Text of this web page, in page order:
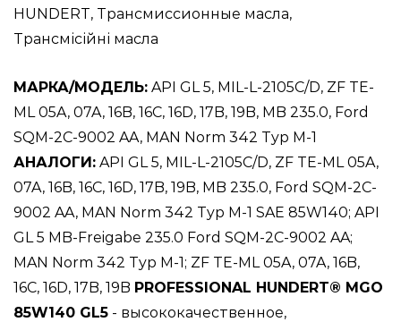
GL
5
/
Минеральные
масла
для
механических
трансмиссий
HUNDERT, Трансмиссионные масла,
Трансмісійні масла
МАРКА/МОДЕЛЬ: API GL 5, MIL-L-2105C/D, ZF TE-
ML 05A, 07A, 16B, 16C, 16D, 17B, 19B, MB 235.0, Ford
SQM-2C-9002 AA, MAN Norm 342 Typ M-1
АНАЛОГИ: API GL 5, MIL-L-2105C/D, ZF TE-ML 05A,
07A, 16B, 16C, 16D, 17B, 19B, MB 235.0, Ford SQM-2C-
9002 AA, MAN Norm 342 Typ M-1 SAE 85W140; API
GL 5 MB-Freigabe 235.0 Ford SQM-2C-9002 AA;
MAN Norm 342 Typ M-1; ZF TE-ML 05A, 07A, 16B,
16C, 16D, 17B, 19B PROFESSIONAL HUNDERT® MGO
85W140 GL5 - высококачественное,